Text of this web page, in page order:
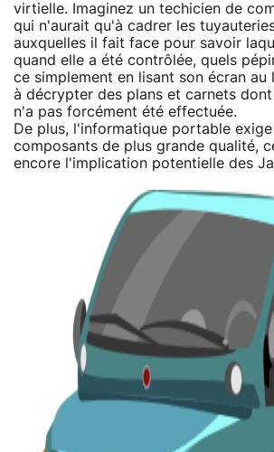
virtielle. Imaginez un techicien de
qui n'aurait qu'à cadrer les
auxquelles il fait face pour savoir
quand elle a été contrôlée, quels
ce simplement en lisant son écran au
à décrypter des plans et carnets
n'a pas forcément été effectuée.
De plus, l'informatique portable exige
composants de plus grande qualité,
encore l'implication potentielle des